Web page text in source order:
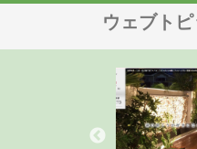
ウェブト